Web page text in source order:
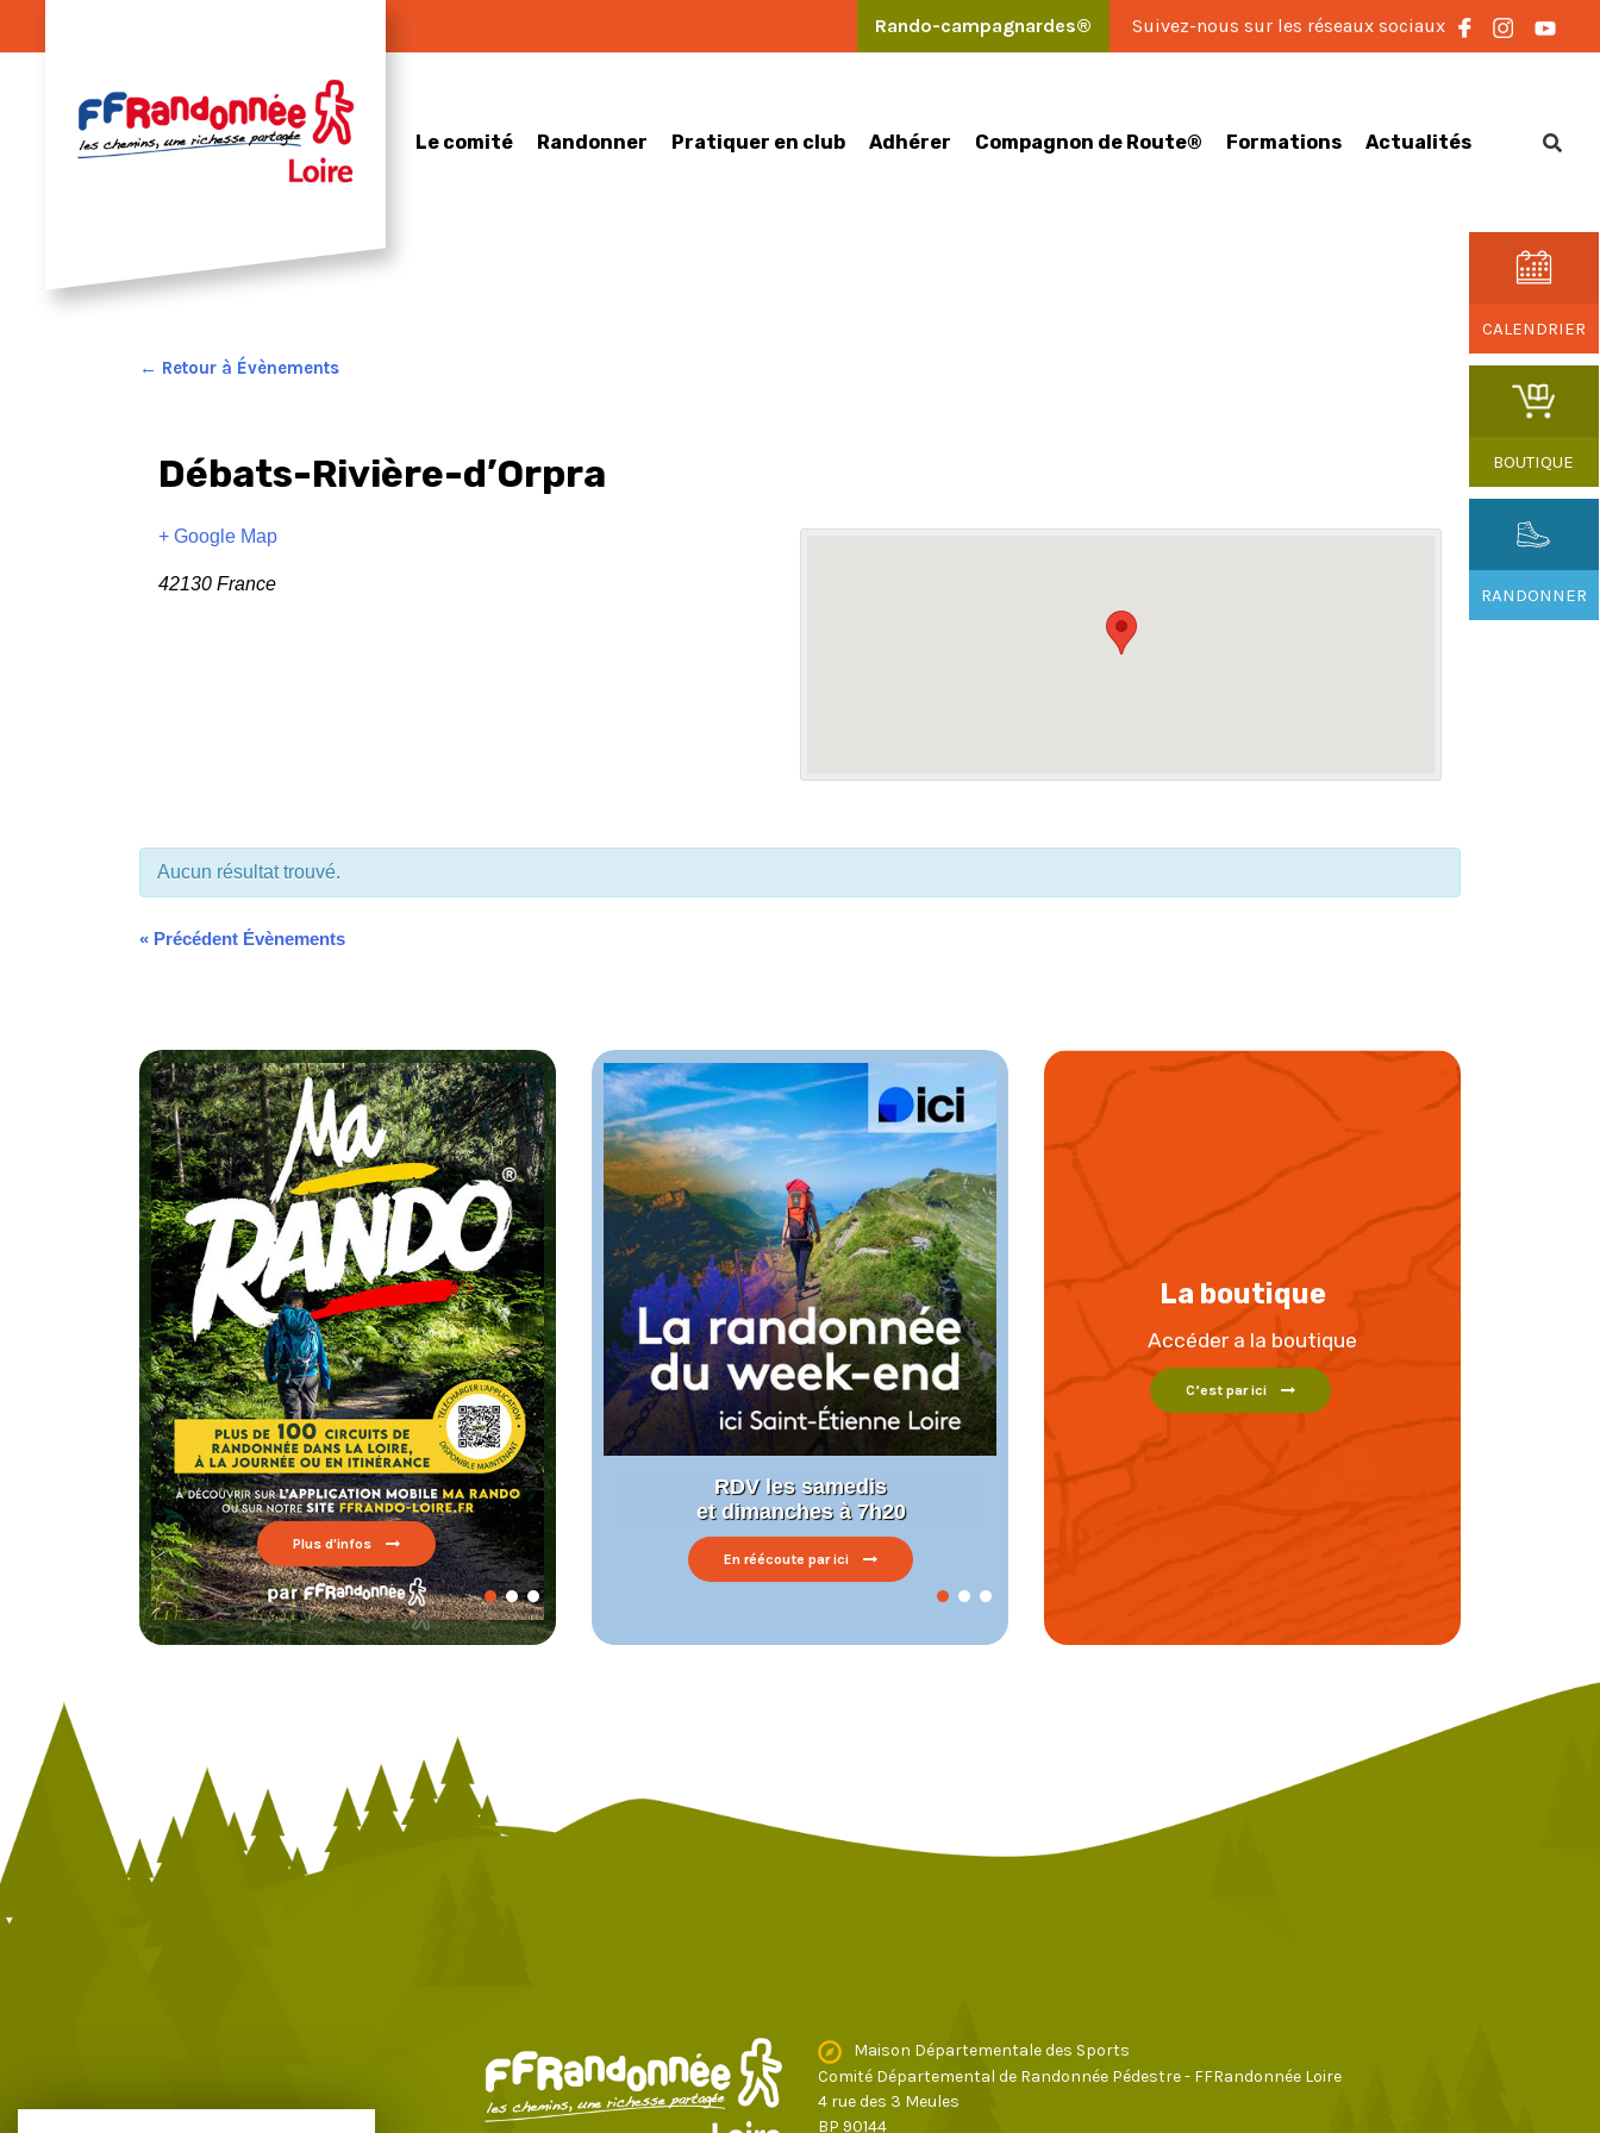
Rando-campagnardes® Suivez-nous sur les réseaux sociaux
Le comité Randonner Pratiquer en club Adhérer Compagnon de Route® Formations Actualités
CALENDRIER
BOUTIQUE
RANDONNER
← Retour à Évènements
Débats-Rivière-d’Orpra
+ Google Map
42130 France
Aucun résultat trouvé.
« Précédent Évènements
Plus d'infos
En réécoute par ici
RDV les samedis
et dimanches à 7h20
La boutique
Accéder a la boutique
C’est par ici
Maison Départementale des Sports
Comité Départemental de Randonnée Pédestre - FFRandonnée Loire
4 rue des 3 Meules
BP 90144